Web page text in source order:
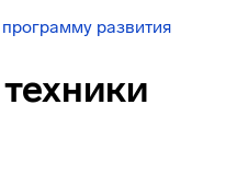
развития